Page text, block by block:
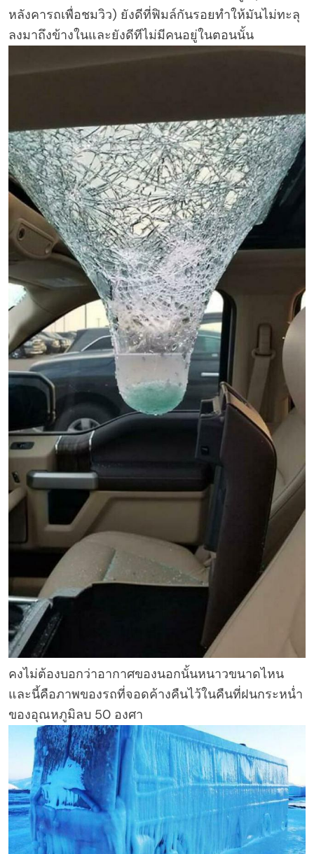
หลังคารถเพื่อชมวิว) ยังดีที่ฟิมล์กันรอยทำให้มันไม่ทะลุ
ลงมาถึงข้างในและยังดีทีไม่มีคนอยู่ในตอนนั้น
คงไม่ต้องบอกว่าอากาศของนอกนั้นหนาวขนาดไหน
และนี้คือภาพของรถที่จอดค้างคืนไว้ในคืนที่ฝนกระหน่ำ
ของอุณหภูมิลบ 50 องศา